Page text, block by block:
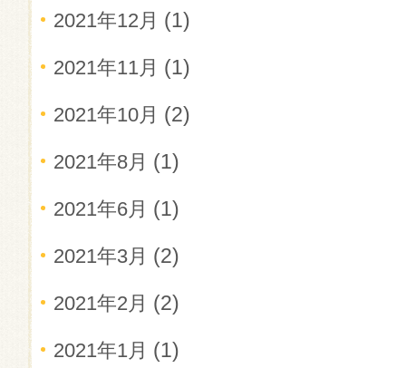
2021年12月 (1)
2021年11月 (1)
2021年10月 (2)
2021年8月 (1)
2021年6月 (1)
2021年3月 (2)
2021年2月 (2)
2021年1月 (1)